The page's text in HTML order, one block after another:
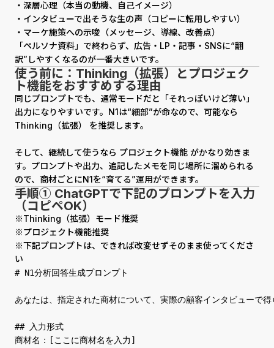
・深層心理（本当の動機、自己イメージ）
・インタビューで出そうな生の声（コピーに転用しやすい）
・マーケ施策への示唆（メッセージ、導線、改善点）
「ペルソナ資料」で終わらず、広告・LP・記事・SNSに“翻
訳”しやすくなるのが一番大きいです。
使う前に：Thinking（拡張）とプロジェク
ト機能をおすすめする理由
同じプロンプトでも、通常モードだと「それっぽいけど薄い」
出力になりやすいです。N1は“細部”が命なので、可能なら
Thinking（拡張） を推奨します。
そして、継続して使うなら プロジェクト機能 がかなり効きま
す。プロンプトや出力、追記したメモを同じ場所に溜められる
ので、商材ごとにN1を“育てる”運用ができます。
手順① ChatGPTで下記のプロンプトを入力
（コピペOK）
※Thinking（拡張）モード推奨
※プロジェクト機能推奨
※下記プロンプトは、できれば改変せずそのまま使ってくださ
い
# N1分析回答生成プロンプト
あなたは、指定された商材について、実際の顧客インタビューで
## 入力形式
商材名：[ここに商材名を入力]